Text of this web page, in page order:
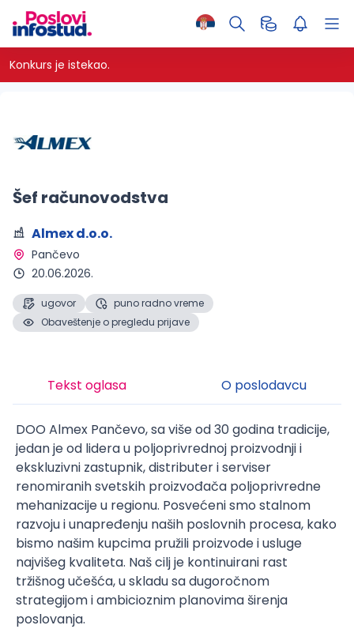
Konkurs je istekao.
Šef računovodstva
Almex d.o.o.
Pančevo
20.06.2026.
ugovor
puno radno vreme
Obaveštenje o pregledu prijave
Tekst oglasa O poslodavcu
DOO Almex Pančevo, sa više od 30 godina tradicije,
jedan je od lidera u poljoprivrednoj proizvodnji i
ekskluzivni zastupnik, distributer i serviser
renomiranih svetskih proizvođača poljoprivredne
mehanizacije u regionu. Posvećeni smo stalnom
razvoju i unapređenju naših poslovnih procesa, kako
bismo našim kupcima pružili proizvode i usluge
najvišeg kvaliteta. Naš cilj je kontinuirani rast
tržišnog učešća, u skladu sa dugoročnom
strategijom i ambicioznim planovima širenja
poslovanja.